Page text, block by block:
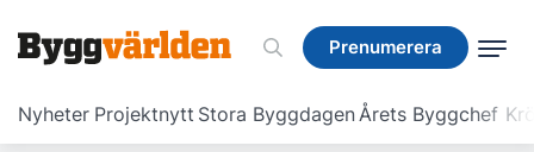
Prenumerera
Nyheter Projektnytt Stora ByggdagenÅrets Byggchef
Prenumerera